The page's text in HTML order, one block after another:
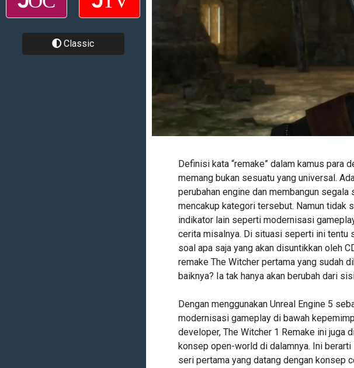
Classic
Definisi kata “remake” dalam kamus para
memang bukan sesuatu yang universal.
perubahan engine dan membangun segala
mencakup kategori tersebut. Namun tidak
indikator lain seperti modernisasi
cerita misalnya. Di situasi seperti ini tentu
soal apa saja yang akan disuntikkan oleh
remake The Witcher pertama yang sudah
baiknya? Ia tak hanya akan berubah dari
Dengan menggunakan Unreal Engine 5
modernisasi gameplay di bawah
developer, The Witcher 1 Remake ini juga
konsep open-world di dalamnya. Ini berarti
seri pertama yang datang dengan konsep